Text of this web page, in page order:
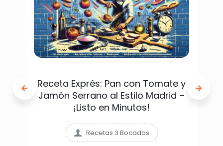
Receta Exprés: Pan con Tomate y
Jamón Serrano al Estilo Madrid –
¡Listo en Minutos!
Recetas 3 Bocados